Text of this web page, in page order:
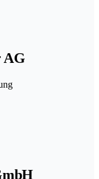
AG